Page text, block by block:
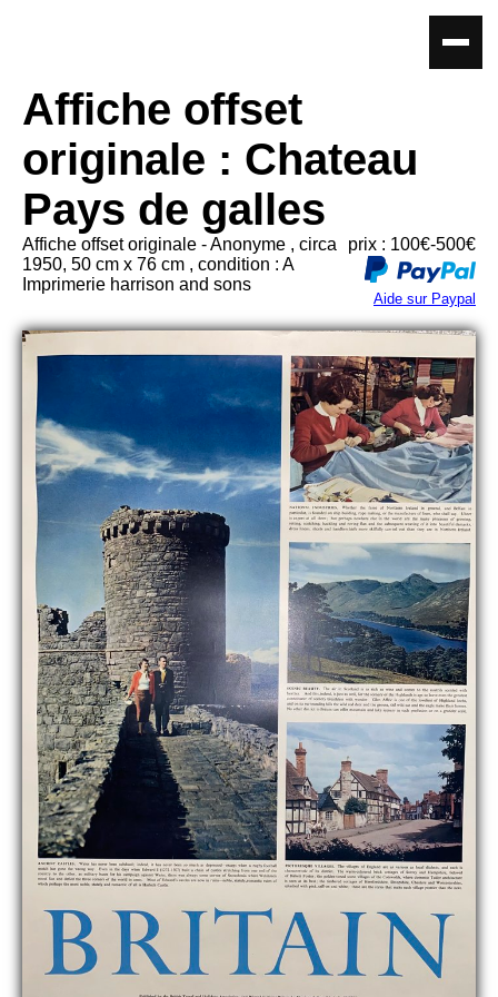
Affiche offset
originale : Chateau
Pays de galles
Affiche offset originale - Anonyme , circa
1950, 50 cm x 76 cm , condition : A
Imprimerie harrison and sons
prix : 100€-500€
Aide sur Paypal